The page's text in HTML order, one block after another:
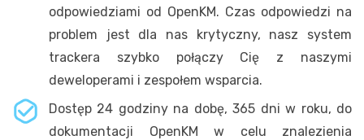
odpowiedziami od OpenKM. Czas odpowiedzi na
problem jest dla nas krytyczny, nasz system
trackera szybko połączy Cię z naszymi
deweloperami i zespołem wsparcia.
Dostęp 24 godziny na dobę, 365 dni w roku, do
dokumentacji OpenKM w celu znalezienia